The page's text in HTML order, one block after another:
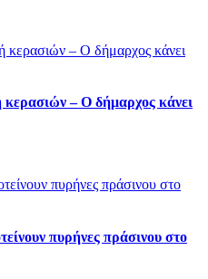
– Ο δήμαρχος κάνει
πυρήνες πράσινου στο